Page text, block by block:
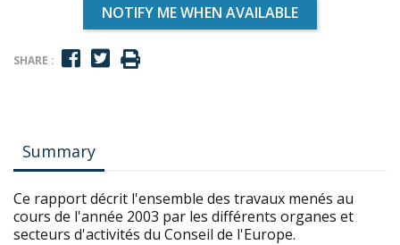
NOTIFY ME WHEN AVAILABLE
SHARE :
Summary
Ce rapport décrit l'ensemble des travaux menés au
cours de l'année 2003 par les différents organes et
secteurs d'activités du Conseil de l'Europe.